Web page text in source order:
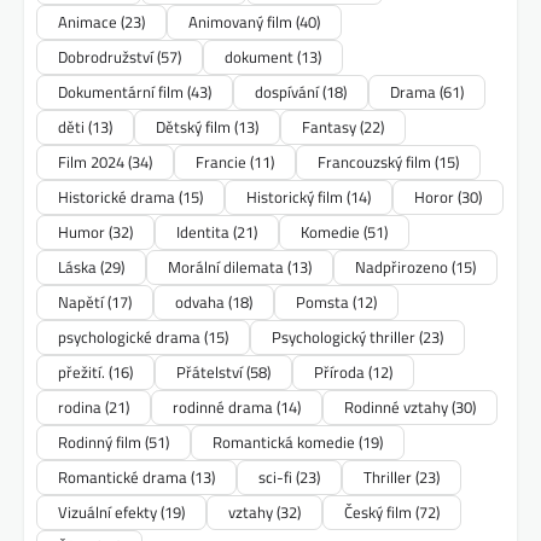
Animace (23) Animovaný film (40)
Dobrodružství(57) dokument(13)
Dokumentární film (43) dospívání(18) Drama(61)
děti (13) Dětský film (13) Fantasy(22)
Film 2024(34) Francie (11) Francouzský film (15)
Historické drama(15) Historický film (14) Horor(30)
Humor(32) Identita(21) Komedie (51)
Láska(29) Morální dilemata(13) Nadpřirozeno(15)
Napětí(17) odvaha(18) Pomsta(12)
psychologické drama(15) Psychologický thriller(23)
přežití. (16) Přátelství(58) Příroda(12)
rodina(21) rodinné drama(14) Rodinné vztahy(30)
Rodinný film (51) Romantická komedie (19)
Romantické drama(13) sci-fi (23) Thriller(23)
Vizuální efekty(19) vztahy(32) Český film (72)